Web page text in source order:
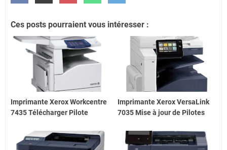
Ces posts pourraient vous intéresser :
Imprimante Xerox Workcentre
7435 Télécharger Pilote
Imprimante Xerox VersaLink
7035 Mise à jour de Pilotes